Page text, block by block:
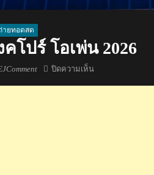
ายทอดสด
โปร์ โอเพ่น 2026
ปิดความเห็น